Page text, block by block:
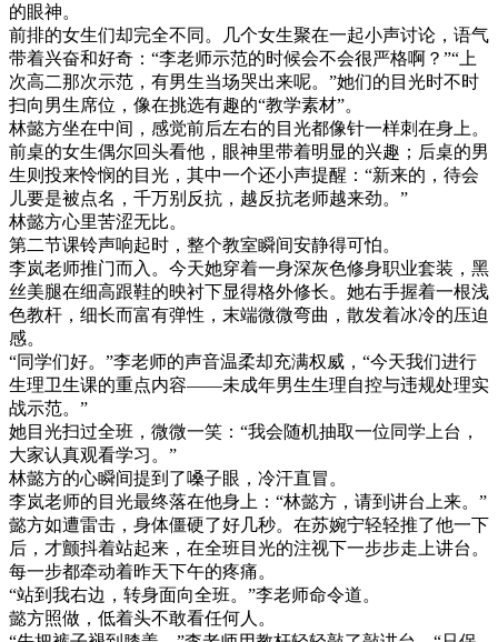
的眼神。
前排的女生们却完全不同。几个女生聚在一起小声讨论，语气
带着兴奋和好奇：“李老师示范的时候会不会很严格啊？”“上
次高二那次示范，有男生当场哭出来呢。”她们的目光时不时
扫向男生席位，像在挑选有趣的“教学素材”。
林懿方坐在中间，感觉前后左右的目光都像针一样刺在身上。
前桌的女生偶尔回头看他，眼神里带着明显的兴趣；后桌的男
生则投来怜悯的目光，其中一个还小声提醒：“新来的，待会
儿要是被点名，千万别反抗，越反抗老师越来劲。”
林懿方心里苦涩无比。
第二节课铃声响起时，整个教室瞬间安静得可怕。
李岚老师推门而入。今天她穿着一身深灰色修身职业套装，黑
丝美腿在细高跟鞋的映衬下显得格外修长。她右手握着一根浅
色教杆，细长而富有弹性，末端微微弯曲，散发着冰冷的压迫
感。
“同学们好。”李老师的声音温柔却充满权威，“今天我们进行
生理卫生课的重点内容——未成年男生生理自控与违规处理实
战示范。”
她目光扫过全班，微微一笑：“我会随机抽取一位同学上台，
大家认真观看学习。”
林懿方的心瞬间提到了嗓子眼，冷汗直冒。
李岚老师的目光最终落在他身上：“林懿方，请到讲台上来。”
懿方如遭雷击，身体僵硬了好几秒。在苏婉宁轻轻推了他一下
后，才颤抖着站起来，在全班目光的注视下一步步走上讲台。
每一步都牵动着昨天下午的疼痛。
“站到我右边，转身面向全班。”李老师命令道。
懿方照做，低着头不敢看任何人。